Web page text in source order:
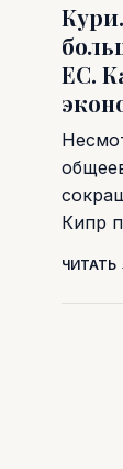
ЕС.
Кипр
ЧИТАТЬ